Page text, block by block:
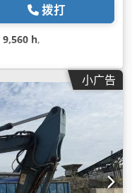
拨打
9,560 h,
小广告